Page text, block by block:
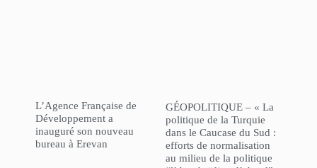
L’Agence Française de
Développement a
inauguré son nouveau
bureau à Erevan
GÉOPOLITIQUE – « La
politique de la Turquie
dans le Caucase du Sud :
efforts de normalisation
au milieu de la politique